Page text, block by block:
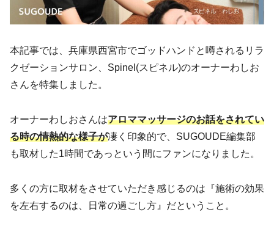
本記事では、兵庫県西宮市でゴッドハンドと噂されるリラ
クゼーションサロン、Spinel(スピネル)のオーナーわしお
さんを特集しました。
オーナーわしおさんはアロママッサージのお話をされてい
る時の情熱的な様子が凄く印象的で、SUGOUDE編集部
も取材した1時間であっという間にファンになりました。
多くの方に取材をさせていただき感じるのは『施術の効果
を左右するのは、日常の過ごし方』だということ。